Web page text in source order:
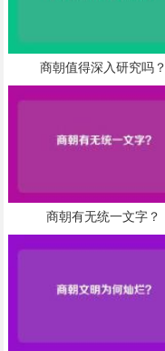
商朝值得深入研究吗？
商朝有无统一文字？